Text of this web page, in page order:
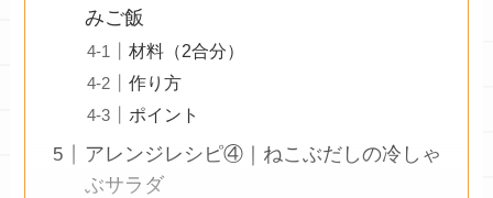
みご飯
材料（2合分）
作り方
ポイント
アレンジレシピ④｜ねこぶだしの冷しゃ
ぶサラダ